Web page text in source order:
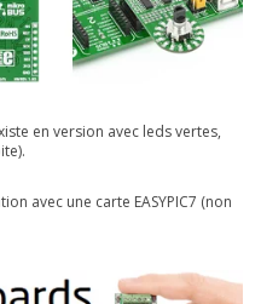
en version avec leds vertes,
avec une carte EASYPIC7 (non